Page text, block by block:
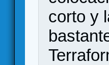
corto y